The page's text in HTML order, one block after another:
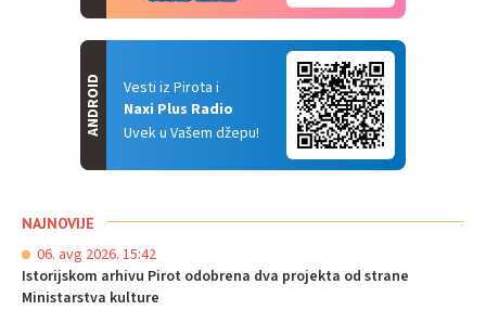
Vesti iz Pirota i
Naxi Plus Radio
Uvek u Vašem džepu!
ANDROID
NAJNOVIJE
06. avg 2026. 15:42
Istorijskom arhivu Pirot odobrena dva projekta od strane
Ministarstva kulture